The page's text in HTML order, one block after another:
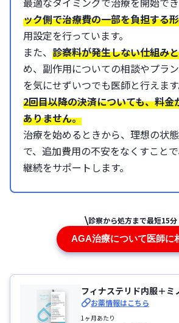
ック側で治療費の一部を負担する
用設定を行っています。
また、 診察料が発生しない仕組み
め、副作用についての相談やプラ
を気にせずいつでも医師と行えます
2回目以降の決済についても、料金
ありません。
治療を始めるときから、理想の状
で、追加費用の不安をなくすこと
継続をサポートします。
診察から処方まで最短15分
AGA治療について医師に
フィナステリド内服＋ミ
お薬情報はこちら
1ヶ月あたり